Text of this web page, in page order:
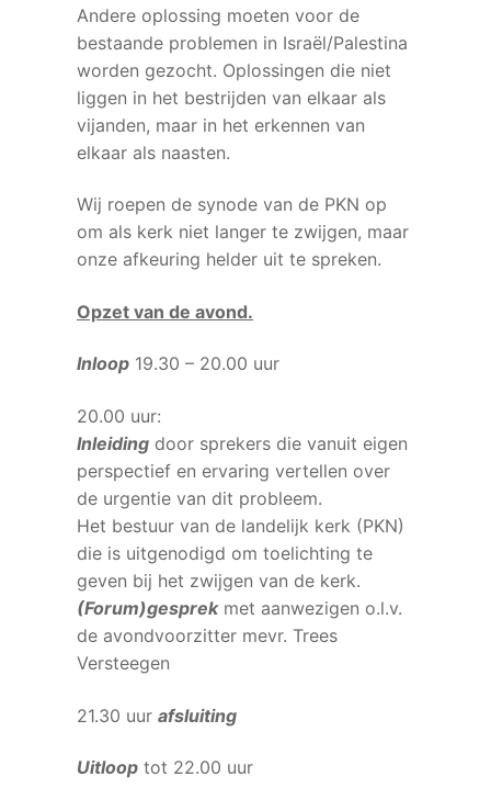
Andere oplossing moeten voor de
bestaande problemen in Israël/Palestina
worden gezocht. Oplossingen die niet
liggen in het bestrijden van elkaar als
vijanden, maar in het erkennen van
elkaar als naasten.
Wij roepen de synode van de PKN op
om als kerk niet langer te zwijgen, maar
onze afkeuring helder uit te spreken.
Opzet van de avond.
Inloop 19.30 – 20.00 uur
20.00 uur:
Inleiding door sprekers die vanuit eigen
perspectief en ervaring vertellen over
de urgentie van dit probleem.
Het bestuur van de landelijk kerk (PKN)
die is uitgenodigd om toelichting te
geven bij het zwijgen van de kerk.
(Forum)gesprekmet aanwezigen o.l.v.
de avondvoorzitter mevr. Trees
Versteegen
21.30 uur afsluiting
Uitloop tot 22.00 uur